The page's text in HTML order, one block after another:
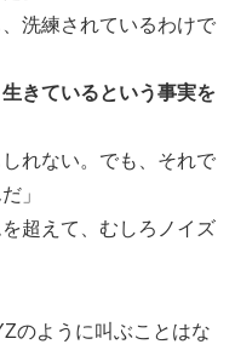
洗練されているわけで
生きているという事実を
れない。でも、それで
」
超えて、むしろノイズ
のように叫ぶことはな